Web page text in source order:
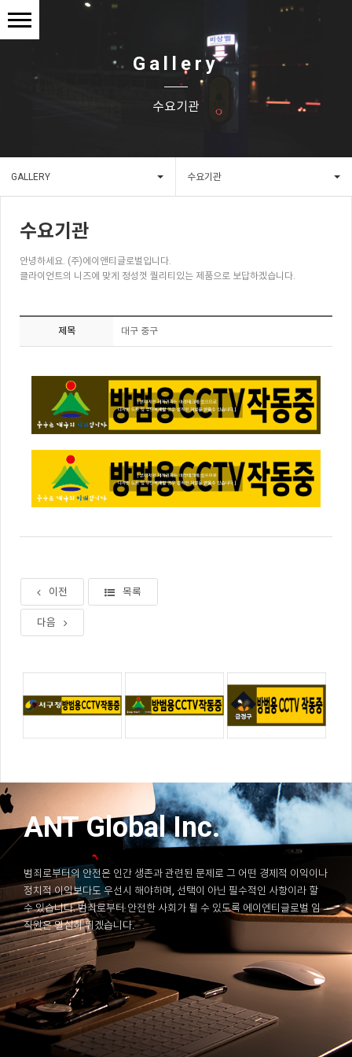
Gallery
수요기관
GALLERY 수요기관
수요기관
안녕하세요. (주)에이앤티글로벌입니다.
클라이언트의 니즈에 맞게 정성껏 퀄리티있는 제품으로 보답하겠습니다.
제목 대구 중구
이전 목록
다음
ANT Global Inc.
범죄로부터의 안전은 인간 생존과 관련된 문제로 그 어떤 경제적 이익이나
정치적 이익보다도 우선시 해야하며, 선택이 아닌 필수적인 사항이라 할
수 있습니다. 범죄로부터 안전한 사회가 될 수 있도록 에이엔티글로벌 임
직원은 열심히 뛰겠습니다.